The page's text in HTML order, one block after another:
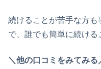
続けることが苦手な方
で、誰でも簡単に続ける
＼他の口コミをみてみる